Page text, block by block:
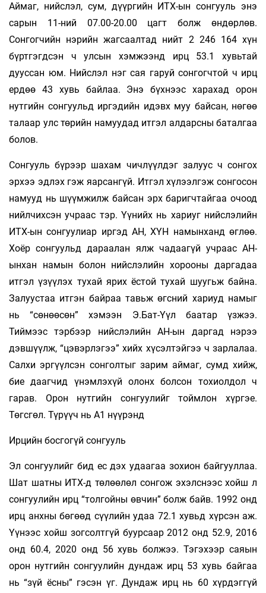
Аймаг, нийслэл, сум, дүүргийн ИТХ-ын сонгууль энэ
сарын 11-ний 07.00-20.00 цагт болж өндөрлөв.
Сонгогчийн нэрийн жагсаалтад нийт 2 246 164 хүн
бүртгэгдсэн ч улсын хэмжээнд ирц 53.1 хувьтай
дууссан юм. Нийслэл нэг сая гаруй сонгогчтой ч ирц
ердөө 43 хувь байлаа. Энэ бүхнээс харахад орон
нутгийн сонгуульд иргэдийн идэвх муу байсан, нөгөө
талаар улс төрийн намуудад итгэл алдарсны баталгаа
болов.
Сонгууль бүрээр шахам чичлүүлдэг залуус ч сонгох
эрхээ эдлэх гэж яарсангүй. Итгэл хүлээлгэж сонгосон
намууд нь шүүмжилж байсан эрх баригчтайгаа очоод
нийлчихсэн учраас тэр. Үүнийх нь хариуг нийслэлийн
ИТХ-ын сонгуулиар иргэд АН, ХҮН намынханд өглөө.
Хоёр сонгуульд дараалан ялж чадаагүй учраас АН-
ынхан намын болон нийслэлийн хорооны даргадаа
итгэл үзүүлэх тухай ярих ёстой тухай шуугьж байна.
Залуустаа итгэн байраа тавьж өгсний хариуд намыг
нь “сөнөөсөн” хэмээн Э.Бат-Үүл баатар үзжээ.
Тиймээс тэрбээр нийслэлийн АН-ын даргад нэрээ
дэвшүүлж, “цэвэрлэгээ” хийх хүсэлтэйгээ ч зарлалаа.
Салхи эргүүлсэн сонголтыг зарим аймаг, сумд хийж,
бие даагчид үнэмлэхүй олонх болсон тохиолдол ч
гарав. Орон нутгийн сонгуулийг тоймлон хүргэе.
Төгсгөл. Түрүүч нь А1 нүүрэнд
Ирцийн босгогүй сонгууль
Эл сонгуулийг бид ес дэх удаагаа зохион байгууллаа.
Шат шатны ИТХ-д төлөөлөл сонгож эхэлснээс хойш л
сонгуулийн ирц “толгойны өвчин” болж байв. 1992 онд
ирц анхны бөгөөд сүүлийн удаа 72.1 хувьд хүрсэн аж.
Үүнээс хойш зогсолтгүй буурсаар 2012 онд 52.9, 2016
онд 60.4, 2020 онд 56 хувь болжээ. Тэгэхээр саяын
орон нутгийн сонгуулийн дундаж ирц 53 хувь байгаа
нь “зүй ёсны” гэсэн үг. Дундаж ирц нь 60 хүрдэггүй